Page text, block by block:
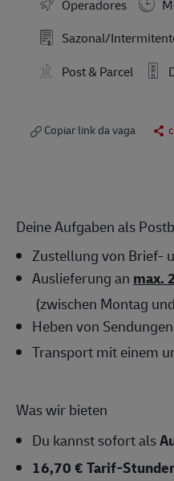
Operadores
Sazonal/
Post & Parcel
Copiar link da vaga
Deine Aufgaben als
Zustellung von Brief-
Auslieferung an max.
(zwischen Montag
Heben von
Transport mit einem
Was wir bieten
Du kannst sofort als
16,70 € Tarif-